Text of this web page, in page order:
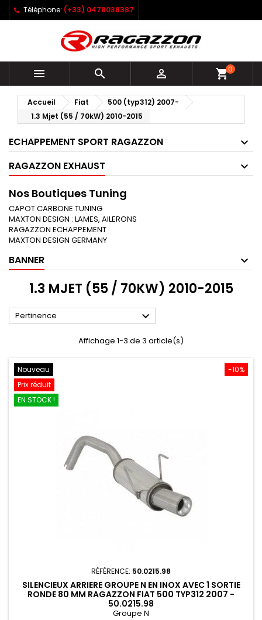
Téléphone: (+33) 0478038387
   shopping_cart0
Accueil Fiat
500 (typ312) 2007-
1.3 Mjet (55 / 70kW) 2010-2015
ECHAPPEMENT SPORT RAGAZZON
RAGAZZON EXHAUST
Nos Boutiques Tuning
CAPOT CARBONE TUNING
MAXTON DESIGN : LAMES, AILERONS
RAGAZZON ECHAPPEMENT
MAXTON DESIGN GERMANY
BANNER
1.3 MJET (55 / 70KW) 2010-2015
Pertinence 
Affichage 1-3 de 3 article(s)
-10%
Nouveau
Prix réduit
EN STOCK !
RÉFÉRENCE: 50.0215.98
SILENCIEUX ARRIERE GROUPE N EN INOX AVEC 1 SORTIE
RONDE 80 MM RAGAZZON FIAT 500 TYP312 2007 -
50.0215.98
Groupe N